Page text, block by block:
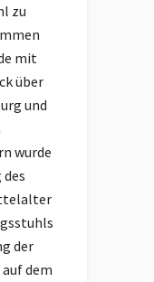
zu
mit
über
und
wurde
der
dem